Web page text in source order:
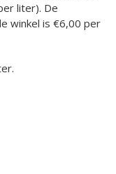
liter). De
winkel is €6,00 per